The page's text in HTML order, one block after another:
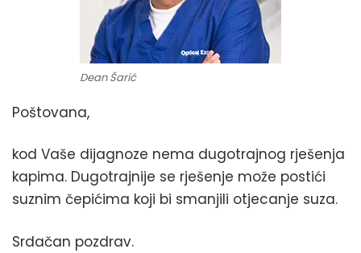
Dean Šarić
Poštovana,
kod Vaše dijagnoze nema dugotrajnog rješenja
kapima. Dugotrajnije se rješenje može postići
suznim čepićima koji bi smanjili otjecanje suza.
Srdačan pozdrav.